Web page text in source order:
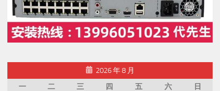
2026 年 8 月
一
二 三 四 五 六
日